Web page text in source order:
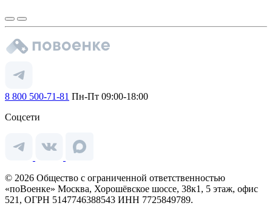
8 800 500-71-81 Пн-Пт 09:00-18:00
Соцсети
© 2026 Общество с ограниченной ответственностью
«поВоенке» Москва, Хорошёвское шоссе, 38к1, 5 этаж, офис
521, ОГРН 5147746388543 ИНН 7725849789.